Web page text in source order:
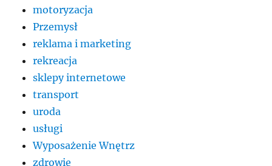
motoryzacja
Przemysł
reklama i marketing
rekreacja
sklepy internetowe
transport
uroda
usługi
Wyposażenie Wnętrz
zdrowie